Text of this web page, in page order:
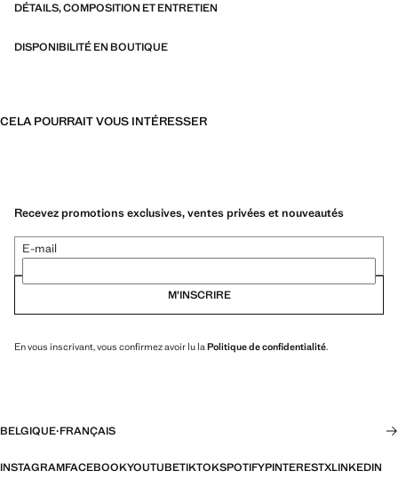
DÉTAILS, COMPOSITION ET ENTRETIEN
DISPONIBILITÉ EN BOUTIQUE
CELA POURRAIT VOUS INTÉRESSER
Recevez promotions exclusives, ventes privées et nouveautés
E-mail
M’INSCRIRE
En vous inscrivant, vous confirmez avoir lu la Politique de confidentialité.
BELGIQUE·FRANÇAIS
INSTAGRAMFACEBOOKYOUTUBETIKTOKSPOTIFYPINTERESTXLINKEDIN